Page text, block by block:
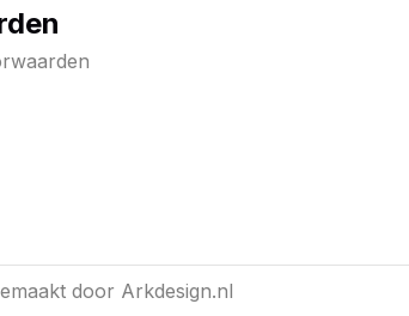
door Arkdesign.nl